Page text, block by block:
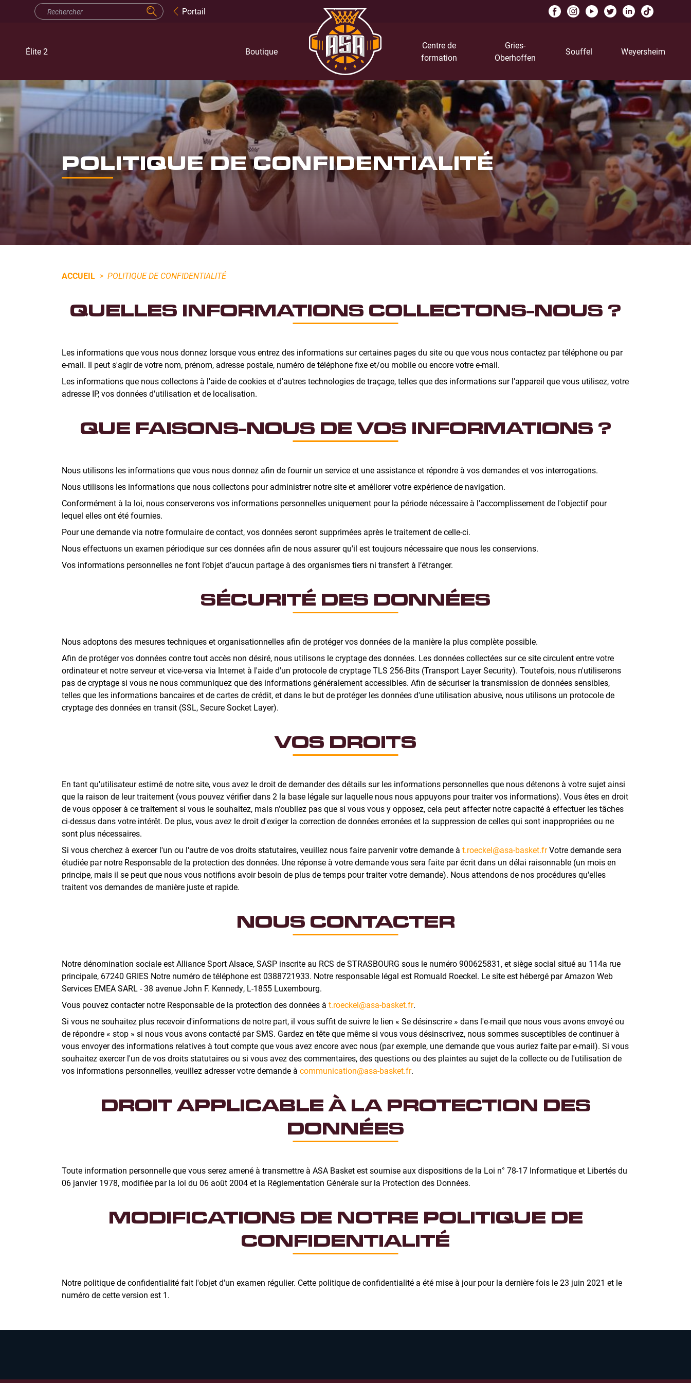
Portail
Élite 2 Boutique
Centre de
formation
Gries-
Oberhoffen
Souffel Weyersheim
POLITIQUE DE CONFIDENTIALITÉ
ACCUEIL > POLITIQUE DE CONFIDENTIALITÉ
QUELLES INFORMATIONS COLLECTONS-NOUS ?
Les informations que vous nous donnez lorsque vous entrez des informations sur certaines pages du site ou que vous nous contactez par téléphone ou par
e-mail. Il peut s'agir de votre nom, prénom, adresse postale, numéro de téléphone fixe et/ou mobile ou encore votre e-mail.
Les informations que nous collectons à l'aide de cookies et d'autres technologies de traçage, telles que des informations sur l'appareil que vous utilisez, votre
adresse IP, vos données d'utilisation et de localisation.
QUE FAISONS-NOUS DE VOS INFORMATIONS ?
Nous utilisons les informations que vous nous donnez afin de fournir un service et une assistance et répondre à vos demandes et vos interrogations.
Nous utilisons les informations que nous collectons pour administrer notre site et améliorer votre expérience de navigation.
Conformément à la loi, nous conserverons vos informations personnelles uniquement pour la période nécessaire à l'accomplissement de l'objectif pour
lequel elles ont été fournies.
Pour une demande via notre formulaire de contact, vos données seront supprimées après le traitement de celle-ci.
Nous effectuons un examen périodique sur ces données afin de nous assurer qu'il est toujours nécessaire que nous les conservions.
Vos informations personnelles ne font l’objet d’aucun partage à des organismes tiers ni transfert à l’étranger.
SÉCURITÉ DES DONNÉES
Nous adoptons des mesures techniques et organisationnelles afin de protéger vos données de la manière la plus complète possible.
Afin de protéger vos données contre tout accès non désiré, nous utilisons le cryptage des données. Les données collectées sur ce site circulent entre votre
ordinateur et notre serveur et vice-versa via Internet à l'aide d'un protocole de cryptage TLS 256-Bits (Transport Layer Security). Toutefois, nous n'utiliserons
pas de cryptage si vous ne nous communiquez que des informations généralement accessibles. Afin de sécuriser la transmission de données sensibles,
telles que les informations bancaires et de cartes de crédit, et dans le but de protéger les données d'une utilisation abusive, nous utilisons un protocole de
cryptage des données en transit (SSL, Secure Socket Layer).
VOS DROITS
En tant qu'utilisateur estimé de notre site, vous avez le droit de demander des détails sur les informations personnelles que nous détenons à votre sujet ainsi
que la raison de leur traitement (vous pouvez vérifier dans 2 la base légale sur laquelle nous nous appuyons pour traiter vos informations). Vous êtes en droit
de vous opposer à ce traitement si vous le souhaitez, mais n'oubliez pas que si vous vous y opposez, cela peut affecter notre capacité à effectuer les tâches
ci-dessus dans votre intérêt. De plus, vous avez le droit d'exiger la correction de données erronées et la suppression de celles qui sont inappropriées ou ne
sont plus nécessaires.
Si vous cherchez à exercer l'un ou l'autre de vos droits statutaires, veuillez nous faire parvenir votre demande à t.roeckel@asa-basket.frVotre demande sera
étudiée par notre Responsable de la protection des données. Une réponse à votre demande vous sera faite par écrit dans un délai raisonnable (un mois en
principe, mais il se peut que nous vous notifions avoir besoin de plus de temps pour traiter votre demande). Nous attendons de nos procédures qu'elles
traitent vos demandes de manière juste et rapide.
NOUS CONTACTER
Notre dénomination sociale est Alliance Sport Alsace, SASP inscrite au RCS de STRASBOURG sous le numéro 900625831, et siège social situé au 114a rue
principale, 67240 GRIES Notre numéro de téléphone est 0388721933. Notre responsable légal est Romuald Roeckel. Le site est hébergé par Amazon Web
Services EMEA SARL - 38 avenue John F. Kennedy, L-1855 Luxembourg.
Vous pouvez contacter notre Responsable de la protection des données à t.roeckel@asa-basket.fr.
Si vous ne souhaitez plus recevoir d'informations de notre part, il vous suffit de suivre le lien « Se désinscrire » dans l'e-mail que nous vous avons envoyé ou
de répondre « stop » si nous vous avons contacté par SMS. Gardez en tête que même si vous vous désinscrivez, nous sommes susceptibles de continuer à
vous envoyer des informations relatives à tout compte que vous avez encore avec nous (par exemple, une demande que vous auriez faite par e-mail). Si vous
souhaitez exercer l'un de vos droits statutaires ou si vous avez des commentaires, des questions ou des plaintes au sujet de la collecte ou de l'utilisation de
vos informations personnelles, veuillez adresser votre demande à communication@asa-basket.fr.
DROIT APPLICABLE À LA PROTECTION DES
DONNÉES
Toute information personnelle que vous serez amené à transmettre à ASA Basket est soumise aux dispositions de la Loi n° 78-17 Informatique et Libertés du
06 janvier 1978, modifiée par la loi du 06 août 2004 et la Réglementation Générale sur la Protection des Données.
MODIFICATIONS DE NOTRE POLITIQUE DE
CONFIDENTIALITÉ
Notre politique de confidentialité fait l'objet d'un examen régulier. Cette politique de confidentialité a été mise à jour pour la dernière fois le 23 juin 2021 et le
numéro de cette version est 1.